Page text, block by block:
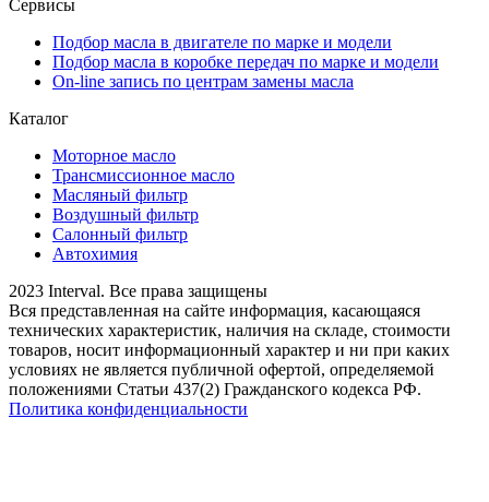
Сервисы
Подбор масла в двигателе по марке и модели
Подбор масла в коробке передач по марке и модели
On-line запись по центрам замены масла
Каталог
Моторное масло
Трансмиссионное масло
Масляный фильтр
Воздушный фильтр
Салонный фильтр
Автохимия
2023 Interval. Все права защищены
Вся представленная на сайте информация, касающаяся
технических характеристик, наличия на складе, стоимости
товаров, носит информационный характер и ни при каких
условиях не является публичной офертой, определяемой
положениями Статьи 437(2) Гражданского кодекса РФ.
Политика конфиденциальности